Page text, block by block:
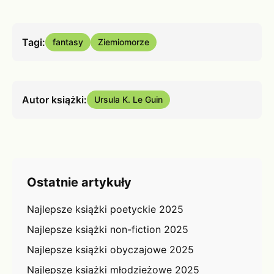
Tagi: fantasy Ziemiomorze
Autor książki: Ursula K. Le Guin
Ostatnie artykuły
Najlepsze książki poetyckie 2025
Najlepsze książki non-fiction 2025
Najlepsze książki obyczajowe 2025
Najlepsze książki młodzieżowe 2025